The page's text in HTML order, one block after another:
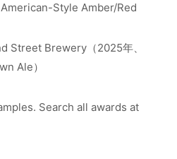
Style Amber/Red
Street Brewery（2025年、
Ale）
Search all awards at